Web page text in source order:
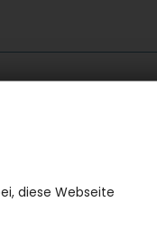
mit
-
hat
Variante und
den Warenkorb legen
diese Webseite